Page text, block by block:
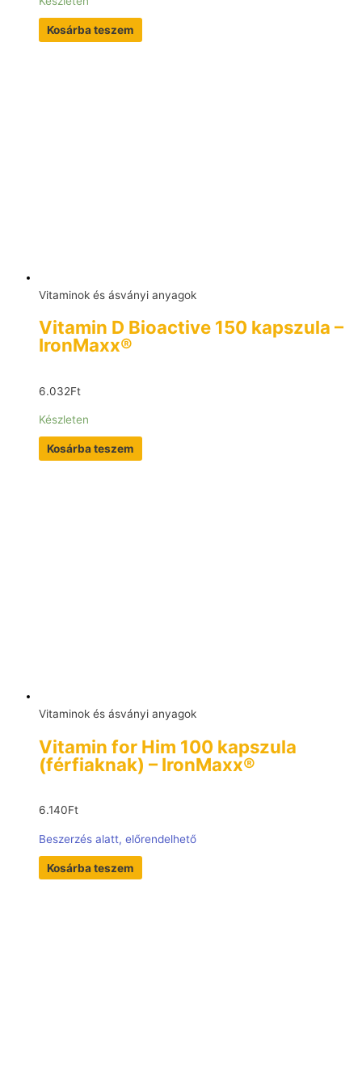
Kosárba teszem
Vitaminok és ásványi anyagok
Vitamin D Bioactive 150 kapszula –
IronMaxx®
6.032Ft
Készleten
Kosárba teszem
Vitaminok és ásványi anyagok
Vitamin for Him 100 kapszula
(férfiaknak) – IronMaxx®
6.140Ft
Beszerzés alatt, előrendelhető
Kosárba teszem